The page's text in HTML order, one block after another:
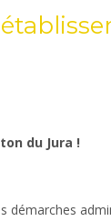
du Jura !
démarches